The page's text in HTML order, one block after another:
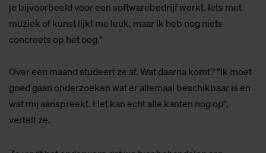
je bijvoorbeeld voor een softwarebedrijf werkt. Iets met
muziek of kunst lijkt me leuk, maar ik heb nog niets
concreets op het oog.”
Over een maand studeert ze af. Wat daarna komt? ‘’Ik moet
goed gaan onderzoeken wat er allemaal beschikbaar is en
wat mij aanspreekt. Het kan echt alle kanten nog op”,
vertelt ze.